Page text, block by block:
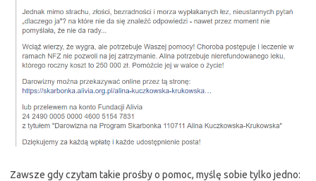
Zawsze gdy czytam takie prośby o pomoc, myślę sobie tylko jedno: